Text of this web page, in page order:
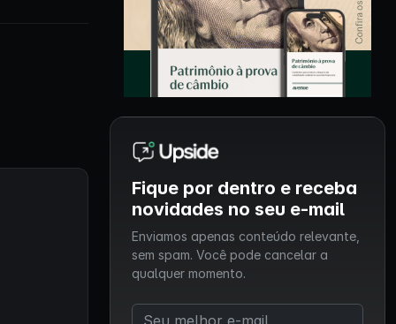
Fique por dentro e receba
novidades no seu e-mail
Enviamos apenas conteúdo relevante,
sem spam. Você pode cancelar a
qualquer momento.